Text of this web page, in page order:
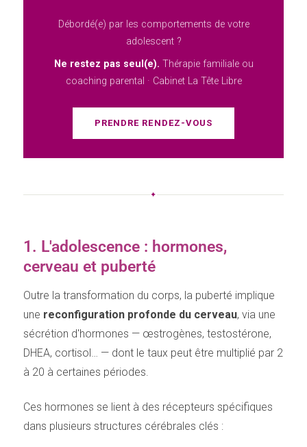
Débordé(e) par les comportements de votre
adolescent ?
Ne restez pas seul(e). Thérapie familiale ou
coaching parental · Cabinet La Tête Libre
PRENDRE RENDEZ-VOUS
✦
1. L'adolescence : hormones,
cerveau et puberté
Outre la transformation du corps, la puberté implique
une reconfiguration profonde du cerveau, via une
sécrétion d'hormones — œstrogènes, testostérone,
DHEA, cortisol… — dont le taux peut être multiplié par 2
à 20 à certaines périodes.
Ces hormones se lient à des récepteurs spécifiques
dans plusieurs structures cérébrales clés :